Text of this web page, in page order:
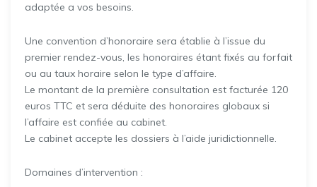
adaptée a vos besoins.
Une convention d’honoraire sera établie à l’issue du
premier rendez-vous, les honoraires étant fixés au forfait
ou au taux horaire selon le type d’affaire.
Le montant de la première consultation est facturée 120
euros TTC et sera déduite des honoraires globaux si
l’affaire est confiée au cabinet.
Le cabinet accepte les dossiers à l’aide juridictionnelle.
Domaines d’intervention :